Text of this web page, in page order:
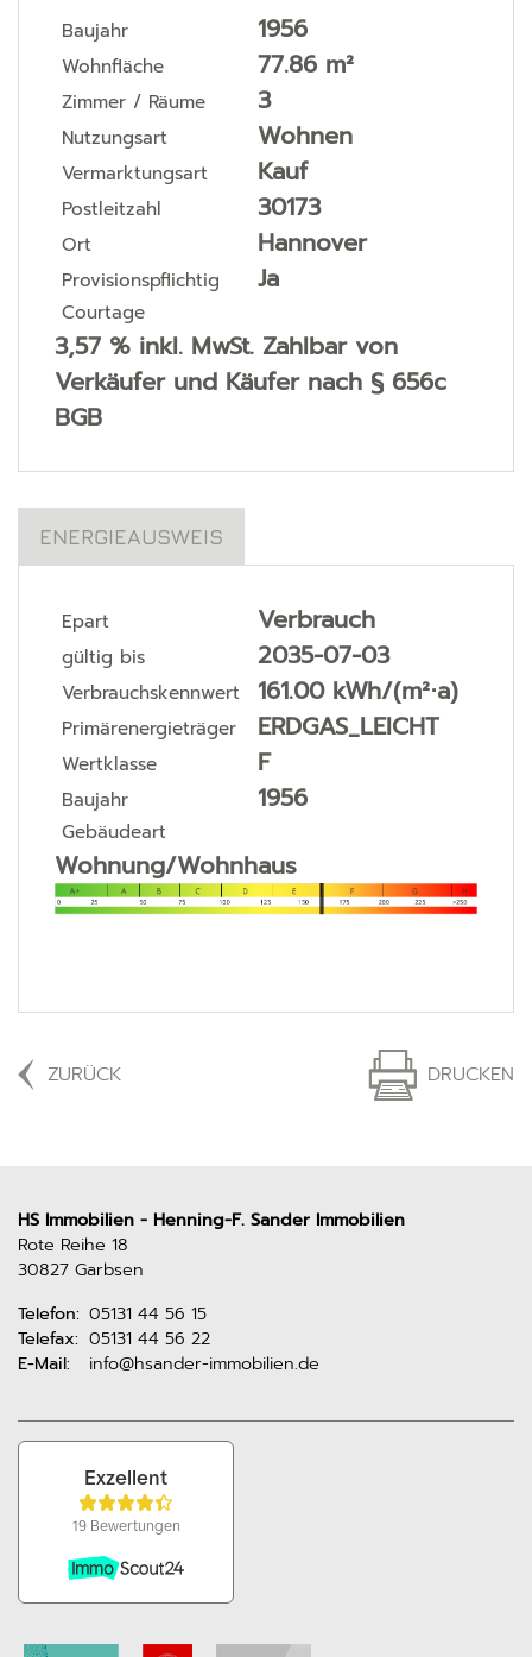
Baujahr 1956
Wohnfläche 77.86 m²
Zimmer / Räume 3
Nutzungsart Wohnen
Vermarktungsart Kauf
Postleitzahl 30173
Ort Hannover
Provisionspflichtig Ja
Courtage
3,57 % inkl. MwSt. Zahlbar von
Verkäufer und Käufer nach § 656c
BGB
ENERGIEAUSWEIS
Epart Verbrauch
gültig bis 2035-07-03
Verbrauchskennwert 161.00 kWh/(m²⋅a)
Primärenergieträger ERDGAS_LEICHT
Wertklasse F
Baujahr 1956
Gebäudeart
Wohnung/Wohnhaus
ZURÜCK DRUCKEN
HS Immobilien - Henning-F. Sander Immobilien
Rote Reihe 18
30827 Garbsen
Telefon: 05131 44 56 15
Telefax: 05131 44 56 22
E-Mail:
info@hsander-immobilien.de